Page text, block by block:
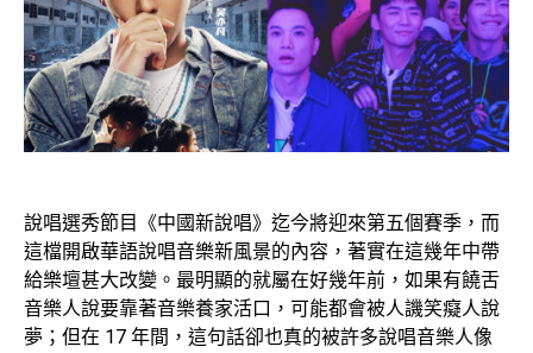
說唱選秀節目《中國新說唱》迄今將迎來第五個賽季，而
這檔開啟華語說唱音樂新風景的內容，著實在這幾年中帶
給樂壇甚大改變。最明顯的就屬在好幾年前，如果有饒舌
音樂人說要靠著音樂養家活口，可能都會被人譏笑癡人說
夢；但在 17 年間，這句話卻也真的被許多說唱音樂人像